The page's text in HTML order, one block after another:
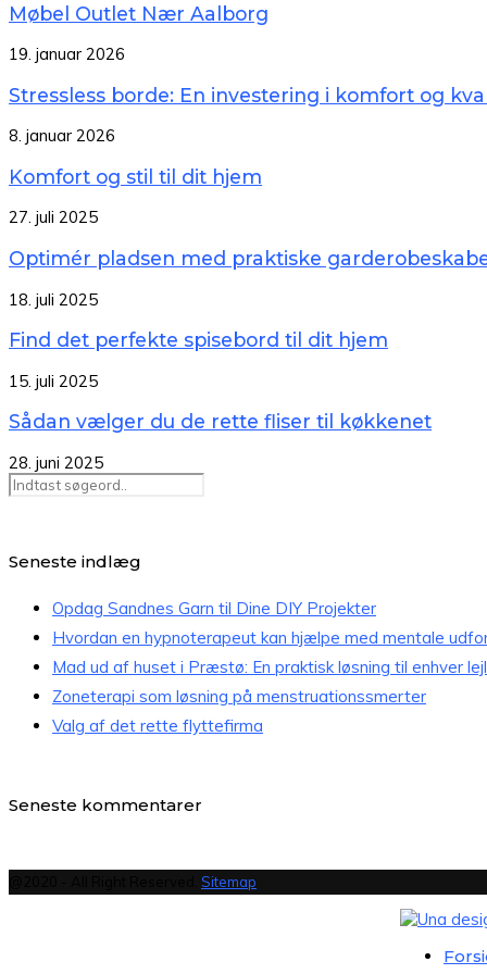
Møbel Outlet Nær Aalborg
19. januar 2026
Stressless borde: En investering i komfort og
8. januar 2026
Komfort og stil til dit hjem
27. juli 2025
Optimér pladsen med praktiske
18. juli 2025
Find det perfekte spisebord til dit hjem
15. juli 2025
Sådan vælger du de rette fliser til køkkenet
28. juni 2025
Seneste indlæg
Opdag Sandnes Garn til Dine DIY Projekter
Hvordan en hypnoterapeut kan hjælpe med mentale
Mad ud af huset i Præstø: En praktisk løsning til enhver
Zoneterapi som løsning på menstruationssmerter
Valg af det rette flyttefirma
Seneste kommentarer
Sitemap